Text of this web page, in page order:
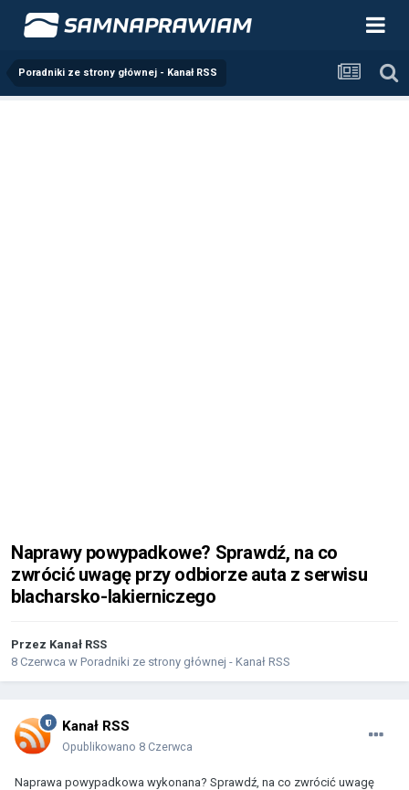
Poradniki ze strony głównej - Kanał RSS
Naprawy powypadkowe? Sprawdź, na co
zwrócić uwagę przy odbiorze auta z serwisu
blacharsko-lakierniczego
Przez Kanał RSS
8 Czerwca w Poradniki ze strony głównej - Kanał RSS
Kanał RSS
Opublikowano 8 Czerwca
Naprawa powypadkowa wykonana? Sprawdź, na co zwrócić uwagę